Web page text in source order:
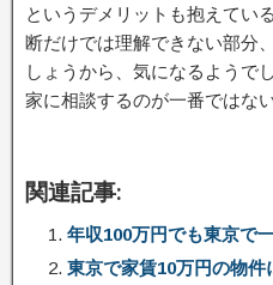
というデメリットも抱えてい
断だけでは理解できない部分
しょうから、気になるようで
家に相談するのが一番ではな
関連記事:
年収100万円でも東京で
東京で家賃10万円の物